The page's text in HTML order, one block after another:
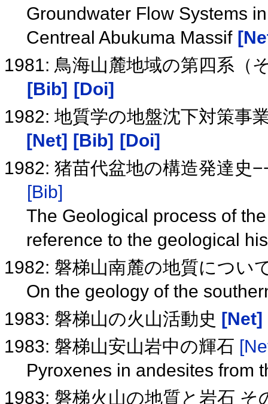
Groundwater Flow Systems
Centreal Abukuma Massif
1981: 鳥海山麓地域の第四系（
[Bib] [Doi]
1982: 地質学の地盤沈下対策事
[Net] [Bib] [Doi]
1982: 猪苗代盆地の構造発達
[Bib]
The Geological process of
reference to the geological
1982: 磐梯山南麓の地質につい
On the geology of the
1983: 磐梯山の火山活動史 [Net]
1983: 磐梯山安山岩中の輝石
Pyroxenes in andesites from
1983: 磐梯火山の地質と岩石